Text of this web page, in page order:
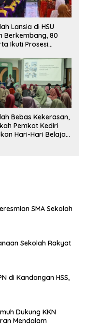
Lansia di HSU
Berkembang, 80
Ikuti Prosesi
Bebas Kekerasan,
Pemkot Kediri
Hari-Hari Belajar
SMA Sekolah
Sekolah Rakyat
di Kandangan HSS,
Dukung KKN
Mendalam